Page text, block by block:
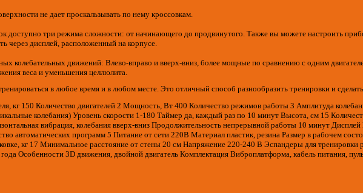
не дает проскальзывать по нему кроссовкам.
доступно три режима сложности: от начинающего до продвинутого. Также вы можете настроить
через дисплей, расположенный на корпусе.
колебательных движений: Влево-вправо и вверх-вниз, более мощные по сравнению с одним
веса и уменьшения целлюлита.
в любое время и в любом месте. Это отличный способ разнообразить тренировки и
кг 150 Количество двигателей 2 Мощность, Вт 400 Количество режимов работы 3 Амплитуда
колебания) Уровень скорости 1-180 Таймер да, каждый раз по 10 минут Высота, см 15
вибрация, колебания вверх-вниз Продолжительность непрерывной работы 10 минут
автоматических программ 5 Питание от сети 220В Материал пластик, резина Размер в рабочем
кг 17 Минимальное расстояние от стены 20 см Напряжение 220-240 В Эспандеры для тренировки
Особенности 3D движения, двойной двигатель Комплектация Виброплатформа, кабель питания,